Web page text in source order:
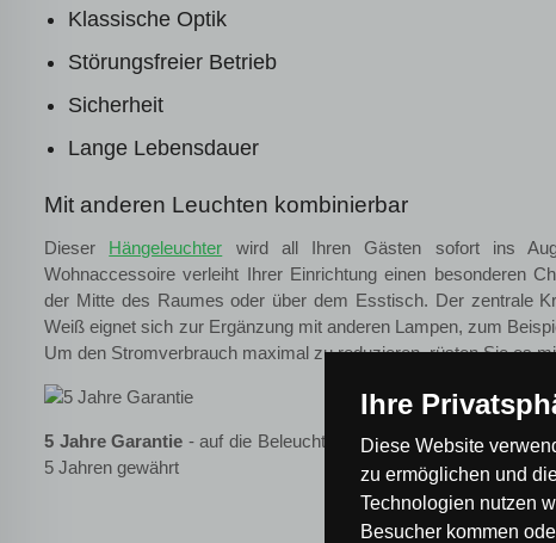
Klassische Optik
Störungsfreier Betrieb
Sicherheit
Lange Lebensdauer
Mit anderen Leuchten kombinierbar
Dieser Hängeleuchter wird all Ihren Gästen sofort ins
Wohnaccessoire verleiht Ihrer Einrichtung einen besonderen
der Mitte des Raumes oder über dem Esstisch. Der zentrale
Weiß eignet sich zur Ergänzung mit anderen Lampen, zum
Um den Stromverbrauch maximal zu reduzieren, rüsten Sie es
5 Jahre Garantie - auf die Beleuchtung wird eine
5 Jahren gewährt
Ihre
Diese Website
zu ermöglichen und
Technologien nutzen
Besucher kommen